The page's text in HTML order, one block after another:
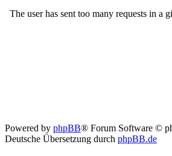
Powered by phpBB® Forum Software ©
Deutsche Übersetzung durch phpBB.de